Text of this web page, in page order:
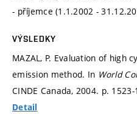
- příjemce (1.1.2002 -
VÝSLEDKY
MAZAL, P. Evaluation of high
emission method. In World
CINDE Canada, 2004. p. 1523-
Detail